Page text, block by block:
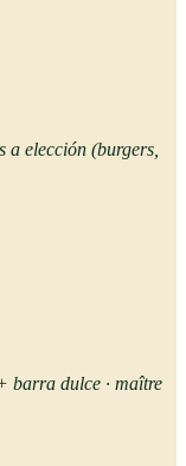
a elección (burgers,
barra dulce · maître